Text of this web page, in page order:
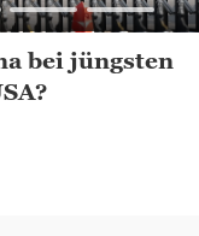
bei jüngsten